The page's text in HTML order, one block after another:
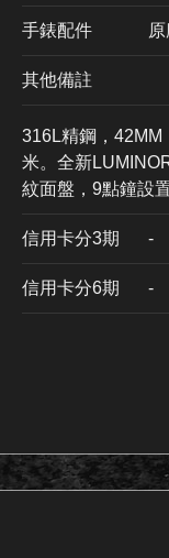
手錶配件
其他備註
316L精鋼，42MM
米。全新
紋面盤，9點鐘設
信用卡分3期 ​-
信用卡分6期 -